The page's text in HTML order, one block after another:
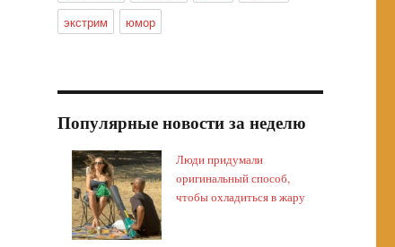
экстрим
юмор
Популярные новости за неделю
Люди придумали
оригинальный способ,
чтобы охладиться в жару